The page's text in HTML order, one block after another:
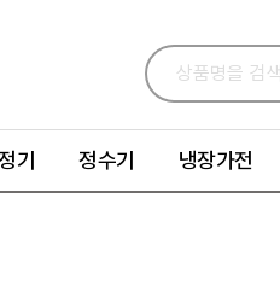
기 정수기 냉장가전